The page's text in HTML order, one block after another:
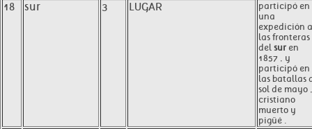
18 sur 3 LUGAR
participó en
una
expedición a
las fronteras
del sur en
1857 , y
participó en
las batallas
sol de mayo ,
cristiano
muerto y
pigüé .